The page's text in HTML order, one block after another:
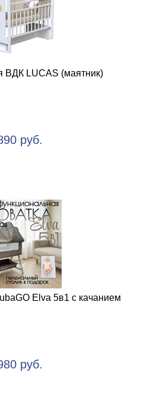
ВДК LUCAS (маятник)
руб.
Elva 5в1 с качанием
руб.